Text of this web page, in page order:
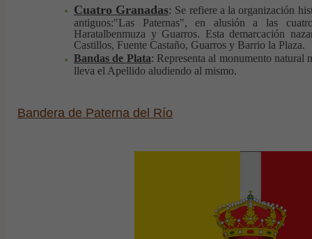
Cuatro Granadas: Se refiere a la organización
antiguos:"Las Paternas", en alusión a las
Haratalbenmuza y Guarros. Esta demarcación
Castillos, Fuente Castaño, Guarros y Barrio la Plaza.
Bandas de Plata: Representa al monumento
lleva el Apellido aludiendo al mismo.
Bandera de Paterna del Río